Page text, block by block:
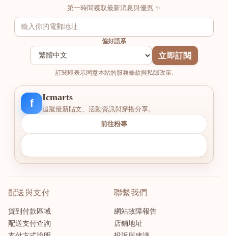
第一時間獲取最新消息與優惠 ✨
偏好語系
立即訂閱
訂閱即表示同意本站的服務條款與私隱政策.
f
Icmarts
追蹤最新貼文、活動資訊與穿搭分享。
前往粉專
配送與支付
貨到付款區域
配送支付查詢
聯繫我們
網站故障報告
店鋪地址